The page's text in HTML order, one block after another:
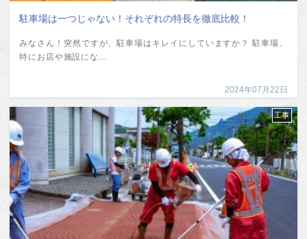
駐車場は一つじゃない！それぞれの特長を徹底比較！
みなさん！突然ですが、駐車場はキレイにしていますか？ 駐車場、
特にお店や施設にな...
2024年07月22日
工事